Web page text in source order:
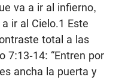
va a ir al infierno,
ir al Cielo.1 Este
total a las
7:13-14: “Entren por
ancha la puerta y